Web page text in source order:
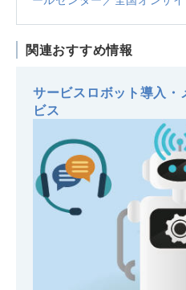
関連おすすめ情報
サービスロボット導入・
ビス